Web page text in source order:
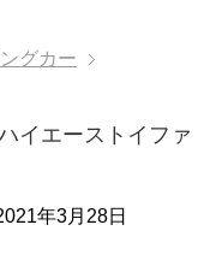
グカー
イエーストイファ
年3月28日